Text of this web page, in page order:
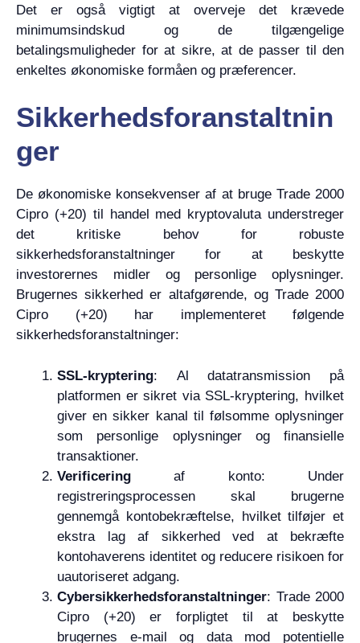
Det er også vigtigt at overveje det krævede
minimumsindskud og de tilgængelige
betalingsmuligheder for at sikre, at de passer til den
enkeltes økonomiske formåen og præferencer.
Sikkerhedsforanstaltnin
ger
De økonomiske konsekvenser af at bruge Trade 2000
Cipro (+20) til handel med kryptovaluta understreger
det kritiske behov for robuste
sikkerhedsforanstaltninger for at beskytte
investorernes midler og personlige oplysninger.
Brugernes sikkerhed er altafgørende, og Trade 2000
Cipro (+20) har implementeret følgende
sikkerhedsforanstaltninger:
SSL-kryptering: Al datatransmission på
platformen er sikret via SSL-kryptering, hvilket
giver en sikker kanal til følsomme oplysninger
som personlige oplysninger og finansielle
transaktioner.
Verificering af konto: Under
registreringsprocessen skal brugerne
gennemgå kontobekræftelse, hvilket tilføjer et
ekstra lag af sikkerhed ved at bekræfte
kontohaverens identitet og reducere risikoen for
uautoriseret adgang.
Cybersikkerhedsforanstaltninger: Trade 2000
Cipro (+20) er forpligtet til at beskytte
brugernes e-mail og data mod potentielle